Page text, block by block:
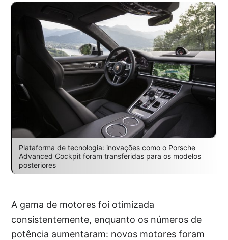
Plataforma de tecnologia: inovações como o Porsche
Advanced Cockpit foram transferidas para os modelos
posteriores
A gama de motores foi otimizada
consistentemente, enquanto os números de
potência aumentaram: novos motores foram